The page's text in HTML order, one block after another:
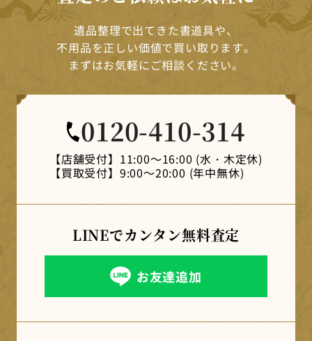
遺品整理で出てきた書道具や、
不用品を正しい価値で買い取ります。
まずはお気軽にご相談ください。
0120-410-314
【店舗受付】 11:00～16:00 (水・木定休)
【買取受付】 9:00～20:00 (年中無休)
LINEでカンタン無料査定
お友達追加